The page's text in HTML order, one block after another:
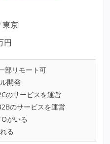
東京
円
部リモート可
開発
のサービスを運営
のサービスを運営
がいる
る